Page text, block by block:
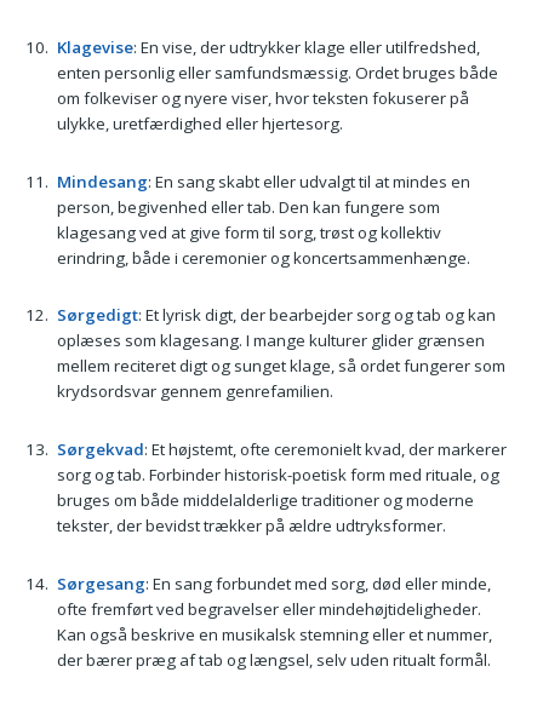
Klagevise: En vise, der udtrykker klage eller utilfredshed,
enten personlig eller samfundsmæssig. Ordet bruges både
om folkeviser og nyere viser, hvor teksten fokuserer på
ulykke, uretfærdighed eller hjertesorg.
Mindesang: En sang skabt eller udvalgt til at mindes en
person, begivenhed eller tab. Den kan fungere som
klagesang ved at give form til sorg, trøst og kollektiv
erindring, både i ceremonier og koncertsammenhænge.
Sørgedigt: Et lyrisk digt, der bearbejder sorg og tab og kan
oplæses som klagesang. I mange kulturer glider grænsen
mellem reciteret digt og sunget klage, så ordet fungerer som
krydsordsvar gennem genrefamilien.
Sørgekvad: Et højstemt, ofte ceremonielt kvad, der markerer
sorg og tab. Forbinder historisk-poetisk form med rituale, og
bruges om både middelalderlige traditioner og moderne
tekster, der bevidst trækker på ældre udtryksformer.
Sørgesang: En sang forbundet med sorg, død eller minde,
ofte fremført ved begravelser eller mindehøjtideligheder.
Kan også beskrive en musikalsk stemning eller et nummer,
der bærer præg af tab og længsel, selv uden ritualt formål.